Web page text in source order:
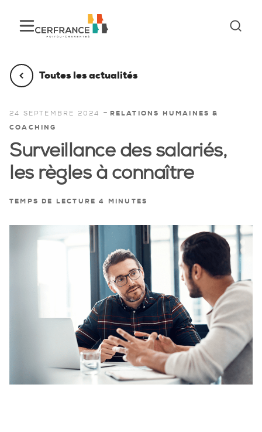
Toutes les actualités
24 SEPTEMBRE 2024 - RELATIONS HUMAINES &
COACHING
Surveillance des salariés,
les règles à connaître
TEMPS DE LECTURE 4 MINUTES